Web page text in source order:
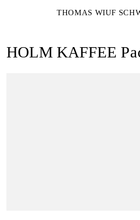
THOMAS WIUF
HOLM KAFFEE